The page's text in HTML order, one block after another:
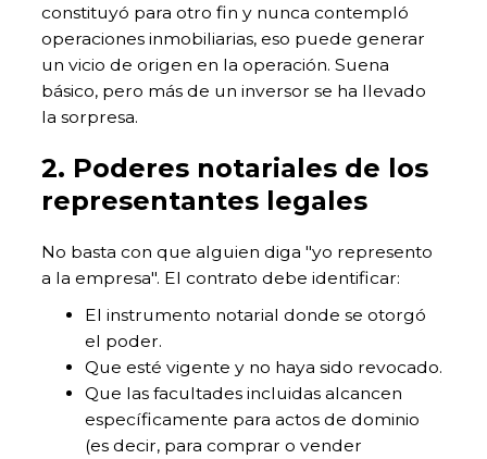
constituyó para otro fin y nunca contempló
operaciones inmobiliarias, eso puede generar
un vicio de origen en la operación. Suena
básico, pero más de un inversor se ha llevado
la sorpresa.
2. Poderes notariales de los
representantes legales
No basta con que alguien diga "yo represento
a la empresa". El contrato debe identificar:
El instrumento notarial donde se otorgó
el poder.
Que esté vigente y no haya sido revocado.
Que las facultades incluidas alcancen
específicamente para actos de dominio
(es decir, para comprar o vender